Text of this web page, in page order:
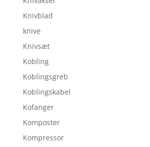
Knivblad
knive
Knivsæt
Kobling
Koblingsgreb
Koblingskabel
Kofanger
Komposter
Kompressor